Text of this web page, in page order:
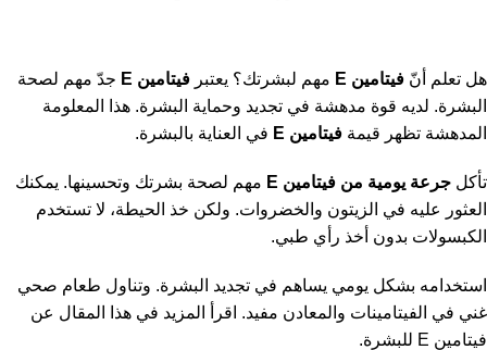
هل تعلم أنّ فيتامين E مهم لبشرتك؟ يعتبر فيتامين E
جدّ مهم لصحة
البشرة. لديه قوة مدهشة في تجديد وحماية البشرة. هذا المعلومة
المدهشة تظهر قيمة فيتامين E في العناية بالبشرة.
تأكل جرعة يومية من فيتامين E
مهم لصحة بشرتك وتحسينها. يمكنك
العثور عليه في الزيتون والخضروات. ولكن خذ الحيطة، لا تستخدم
الكبسولات بدون أخذ رأي طبي.
استخدامه بشكل يومي يساهم في تجديد البشرة. وتناول طعام صحي
غني في الفيتامينات والمعادن مفيد. اقرأ المزيد في هذا المقال عن
فيتامين E للبشرة.